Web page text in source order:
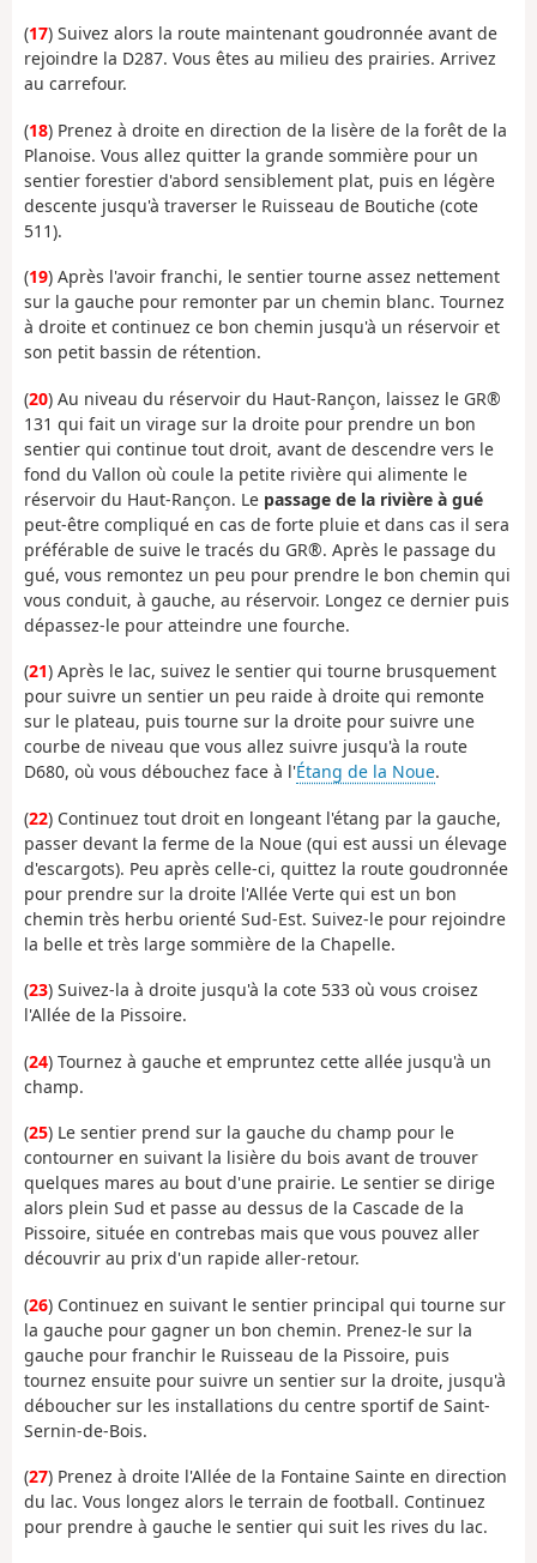
(17) Suivez alors la route maintenant goudronnée avant de
rejoindre la D287. Vous êtes au milieu des prairies. Arrivez
au carrefour.
(18) Prenez à droite en direction de la lisère de la forêt de la
Planoise. Vous allez quitter la grande sommière pour un
sentier forestier d'abord sensiblement plat, puis en légère
descente jusqu'à traverser le Ruisseau de Boutiche (cote
511).
(19) Après l'avoir franchi, le sentier tourne assez nettement
sur la gauche pour remonter par un chemin blanc. Tournez
à droite et continuez ce bon chemin jusqu'à un réservoir et
son petit bassin de rétention.
(20) Au niveau du réservoir du Haut-Rançon, laissez le GR®
131 qui fait un virage sur la droite pour prendre un bon
sentier qui continue tout droit, avant de descendre vers le
fond du Vallon où coule la petite rivière qui alimente le
réservoir du Haut-Rançon. Le passage de la rivière à gué
peut-être compliqué en cas de forte pluie et dans cas il sera
préférable de suive le tracés du GR®. Après le passage du
gué, vous remontez un peu pour prendre le bon chemin qui
vous conduit, à gauche, au réservoir. Longez ce dernier puis
dépassez-le pour atteindre une fourche.
(21) Après le lac, suivez le sentier qui tourne brusquement
pour suivre un sentier un peu raide à droite qui remonte
sur le plateau, puis tourne sur la droite pour suivre une
courbe de niveau que vous allez suivre jusqu'à la route
D680, où vous débouchez face à l'Étang de la Noue.
(22) Continuez tout droit en longeant l'étang par la gauche,
passer devant la ferme de la Noue (qui est aussi un élevage
d'escargots). Peu après celle-ci, quittez la route goudronnée
pour prendre sur la droite l'Allée Verte qui est un bon
chemin très herbu orienté Sud-Est. Suivez-le pour rejoindre
la belle et très large sommière de la Chapelle.
(23) Suivez-la à droite jusqu'à la cote 533 où vous croisez
l'Allée de la Pissoire.
(24) Tournez à gauche et empruntez cette allée jusqu'à un
champ.
(25) Le sentier prend sur la gauche du champ pour le
contourner en suivant la lisière du bois avant de trouver
quelques mares au bout d'une prairie. Le sentier se dirige
alors plein Sud et passe au dessus de la Cascade de la
Pissoire, située en contrebas mais que vous pouvez aller
découvrir au prix d'un rapide aller-retour.
(26) Continuez en suivant le sentier principal qui tourne sur
la gauche pour gagner un bon chemin. Prenez-le sur la
gauche pour franchir le Ruisseau de la Pissoire, puis
tournez ensuite pour suivre un sentier sur la droite, jusqu'à
déboucher sur les installations du centre sportif de Saint-
Sernin-de-Bois.
(27) Prenez à droite l'Allée de la Fontaine Sainte en direction
du lac. Vous longez alors le terrain de football. Continuez
pour prendre à gauche le sentier qui suit les rives du lac.